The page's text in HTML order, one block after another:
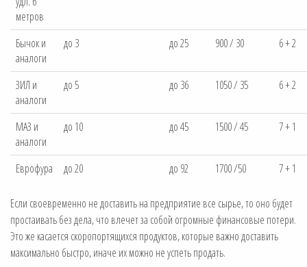
метров
Бычок и
аналоги
до 3 до 25 900 / 30 6 + 2
ЗИЛ и
аналоги
до 5 до 36 1050 / 35 6 + 2
МАЗ и
аналоги
до 10 до 45 1500 / 45 7 + 1
Еврофура до 20 до 92 1700 /50 7 + 1
Если своевременно не доставить на предприятие все сырье, то оно будет
простаивать без дела, что влечет за собой огромные финансовые потери.
Это же касается скоропортящихся продуктов, которые важно доставить
максимально быстро, иначе их можно не успеть продать.